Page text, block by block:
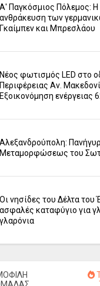
Α' Παγκόσμιος Πόλεμος: Η
ανθράκευση των
Γκαίμπεν και Μπρεσλάου
Νέος φωτισμός LED στο
Περιφέρειας Αν.
Εξοικονόμηση ενέργειας
Αλεξανδρούπολη:
Μεταμορφώσεως του
Οι νησίδες του Δέλτα του
ασφαλές καταφύγιο για
γλαρόνια